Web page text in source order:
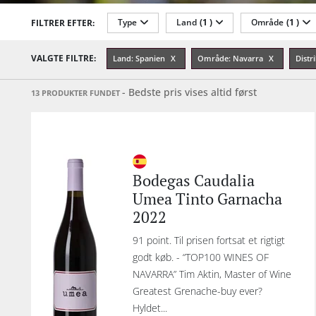
FILTRER EFTER: Type Land (1 ) Område (1 )
Alkohol-% Årgang Sødmegrad
VALGTE FILTRE: Land: Spanien Område: Navarra
13 PRODUKTER FUNDET - Bedste pris vises altid først
Bodegas Caudalia
Umea Tinto Garnacha
2022
91 point. Til prisen fortsat et rigtigt
godt køb. - “TOP100 WINES OF
NAVARRA” Tim Aktin, Master of Wine
Greatest Grenache-buy ever?
Hyldet...